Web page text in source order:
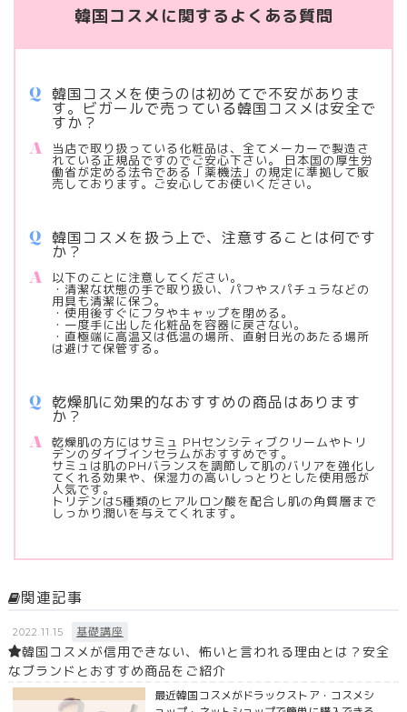
韓国コスメに関するよくある質問
韓国コスメを使うのは初めてで不安がありま
す。ビガールで売っている韓国コスメは安全で
すか？
当店で取り扱っている化粧品は、全てメーカーで製造さ
れている正規品ですのでご安心下さい。 日本国の厚生労
働省が定める法令である「薬機法」の規定に準拠して販
売しております。ご安心してお使いください。
韓国コスメを扱う上で、注意することは何です
か？
以下のことに注意してください。
・清潔な状態の手で取り扱い、パフやスパチュラなどの
用具も清潔に保つ。
・使用後すぐにフタやキャップを閉める。
・一度手に出した化粧品を容器に戻さない。
・直極端に高温又は低温の場所、直射日光のあたる場所
は避けて保管する。
乾燥肌に効果的なおすすめの商品はあります
か？
乾燥肌の方にはサミュ PHセンシティブクリームやトリ
デンのダイブインセラムがおすすめです。
サミュは肌のPHバランスを調節して肌のバリアを強化し
てくれる効果や、保湿力の高いしっとりとした使用感が
人気です。
トリデンは5種類のヒアルロン酸を配合し肌の角質層まで
しっかり潤いを与えてくれます。
関連記事
2022.11.15 基礎講座
韓国コスメが信用できない、怖いと言われる理由とは？安全
なブランドとおすすめ商品をご紹介
最近韓国コスメがドラックストア・コスメシ